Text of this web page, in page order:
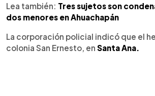
Lea también: Tres sujetos son
dos menores en Ahuachapán
La corporación policial indicó que el
colonia San Ernesto, en Santa Ana.